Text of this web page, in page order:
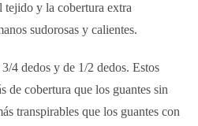
y la cobertura extra
sudorosas y calientes.
4 dedos y de 1/2 dedos. Estos
de cobertura que los guantes sin
transpirables que los guantes con